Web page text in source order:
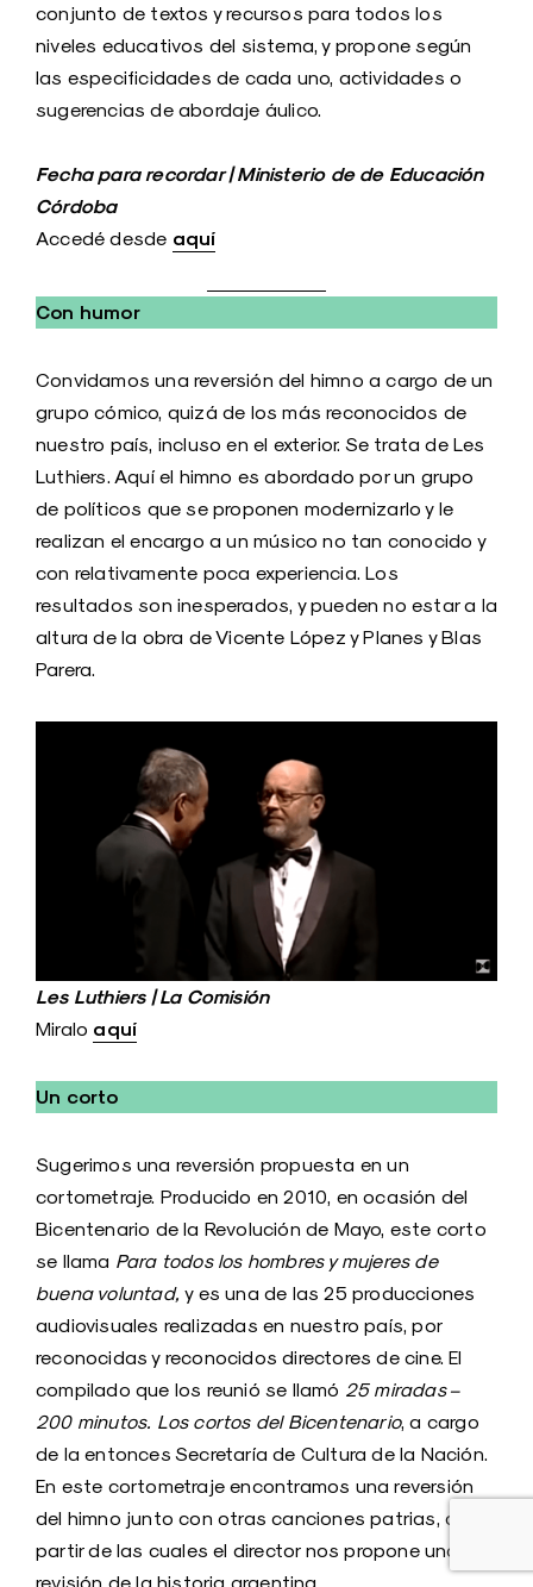
conjunto de textos y recursos para todos los
niveles educativos del sistema, y propone según
las especificidades de cada uno, actividades o
sugerencias de abordaje áulico.
Fecha para recordar | Ministerio de de Educación
Córdoba
Accedé desde aquí
Con humor
Convidamos una reversión del himno a cargo de un
grupo cómico, quizá de los más reconocidos de
nuestro país, incluso en el exterior. Se trata de Les
Luthiers. Aquí el himno es abordado por un grupo
de políticos que se proponen modernizarlo y le
realizan el encargo a un músico no tan conocido y
con relativamente poca experiencia. Los
resultados son inesperados, y pueden no estar a la
altura de la obra de Vicente López y Planes y Blas
Parera.
Les Luthiers | La Comisión
Miralo aquí
Un corto
Sugerimos una reversión propuesta en un
cortometraje. Producido en 2010, en ocasión del
Bicentenario de la Revolución de Mayo, este corto
se llama Para todos los hombres y mujeres de
buena voluntad,y es una de las 25 producciones
audiovisuales realizadas en nuestro país, por
reconocidas y reconocidos directores de cine. El
compilado que los reunió se llamó 25 miradas –
200 minutos. Los cortos del Bicentenario, a cargo
de la entonces Secretaría de Cultura de la Nación.
En este cortometraje encontramos una reversión
del himno junto con otras canciones patrias, a
partir de las cuales el director nos propone una
revisión de la historia argentina.